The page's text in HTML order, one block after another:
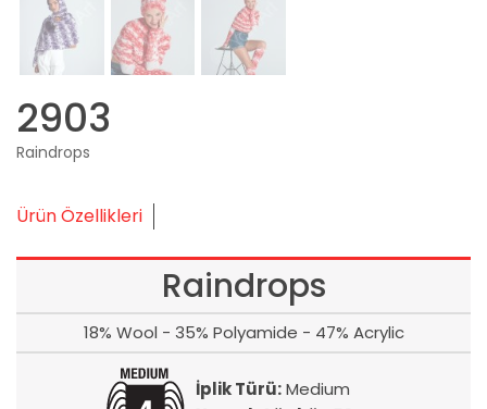
2903
Raindrops
Ürün Özellikleri
Raindrops
18% Wool - 35% Polyamide - 47% Acrylic
İplik Türü:Medium